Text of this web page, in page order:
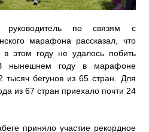
по связям с
марафона рассказал, что
в этом году не удалось побить
нынешнем году в марафоне
тысяч бегунов из 65 стран. Для
из 67 стран приехало почти 24
приняло участие рекордное